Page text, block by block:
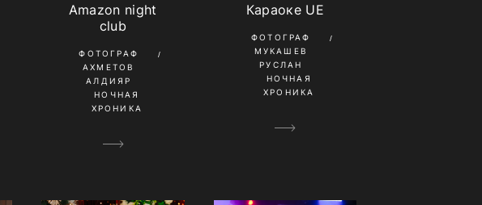
Amazon night
club
ФОТОГРАФ
АХМЕТОВ
АЛДИЯР
НОЧНАЯ
ХРОНИКА
Караоке UE
ФОТОГРАФ
МУКАШЕВ
РУСЛАН
НОЧНАЯ
ХРОНИКА